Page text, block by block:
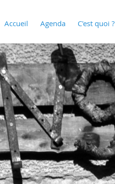
Accueil Agenda C'est quoi ?